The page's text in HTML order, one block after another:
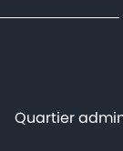
Quartier